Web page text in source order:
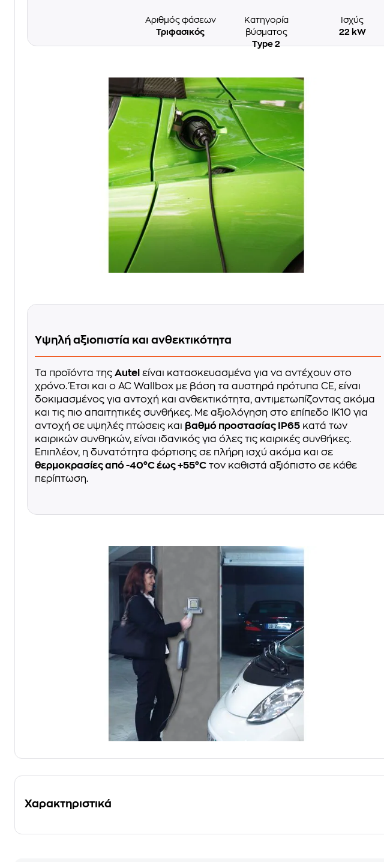
Αριθμός φάσεων
Τριφασικός
Κατηγορία
βύσματος
Type 2
Ισχύς
22 kW
Υψηλή αξιοπιστία και ανθεκτικότητα
Τα προϊόντα της Autel είναι κατασκευασμένα για να αντέχουν στο
χρόνο. Έτσι και ο AC Wallbox με βάση τα αυστηρά πρότυπα CE, είναι
δοκιμασμένος για αντοχή και ανθεκτικότητα, αντιμετωπίζοντας ακόμα
και τις πιο απαιτητικές συνθήκες. Με αξιολόγηση στο επίπεδο IK10 για
αντοχή σε υψηλές πτώσεις και βαθμό προστασίας IP65 κατά των
καιρικών συνθηκών, είναι ιδανικός για όλες τις καιρικές συνθήκες.
Επιπλέον, η δυνατότητα φόρτισης σε πλήρη ισχύ ακόμα και σε
θερμοκρασίες από -40°C έως +55°C τον καθιστά αξιόπιστο σε κάθε
περίπτωση.
Χαρακτηριστικά